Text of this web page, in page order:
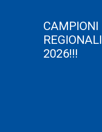
CAMPIONI
REGIONALI
2026!!!